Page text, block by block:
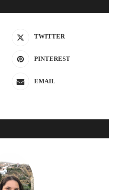
TWITTER
PINTEREST
EMAIL